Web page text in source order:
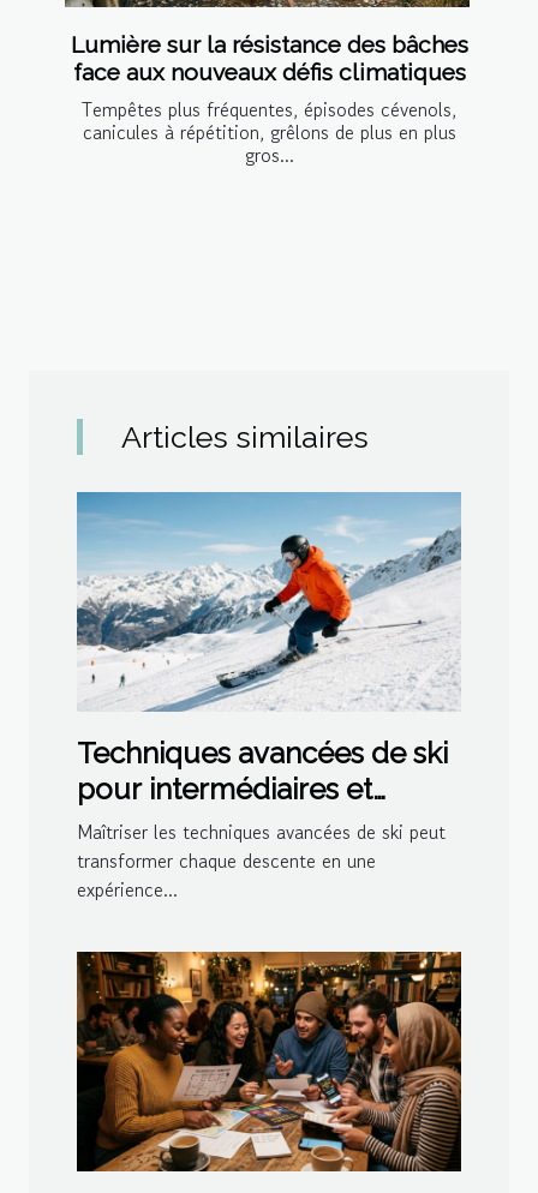
Lumière sur la résistance des bâches
face aux nouveaux défis climatiques
Tempêtes plus fréquentes, épisodes cévenols,
canicules à répétition, grêlons de plus en plus
gros...
Articles similaires
Techniques avancées de ski
pour intermédiaires et
experts
Maîtriser les techniques avancées de ski peut
transformer chaque descente en une
expérience...